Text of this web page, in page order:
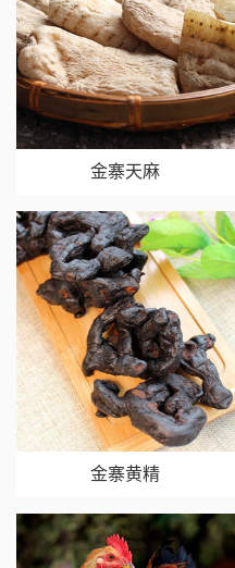
金寨天麻
金寨黄精